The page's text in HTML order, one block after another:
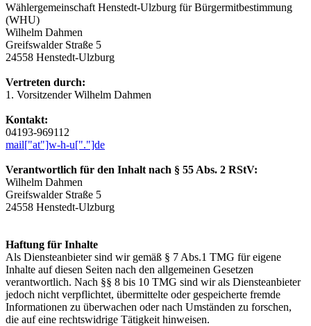
Wählergemeinschaft Henstedt-Ulzburg für Bürgermitbestimmung
(WHU)
Wilhelm Dahmen
Greifswalder Straße 5
24558 Henstedt-Ulzburg
Vertreten durch:
1. Vorsitzender Wilhelm Dahmen
Kontakt:
04193-969112
mail["at"]w-h-u["."]de
Verantwortlich für den Inhalt nach § 55 Abs. 2 RStV:
Wilhelm Dahmen
Greifswalder Straße 5
24558 Henstedt-Ulzburg
Haftung für Inhalte
Als Diensteanbieter sind wir gemäß § 7 Abs.1 TMG für eigene
Inhalte auf diesen Seiten nach den allgemeinen Gesetzen
verantwortlich. Nach §§ 8 bis 10 TMG sind wir als Diensteanbieter
jedoch nicht verpflichtet, übermittelte oder gespeicherte fremde
Informationen zu überwachen oder nach Umständen zu forschen,
die auf eine rechtswidrige Tätigkeit hinweisen.